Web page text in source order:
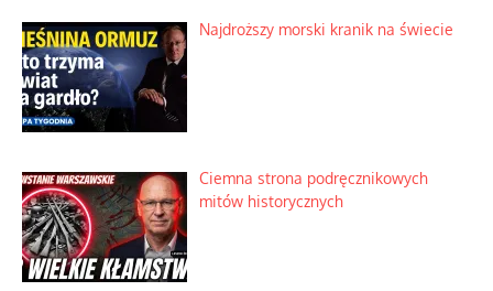
Najdroższy morski kranik na świecie
Ciemna strona podręcznikowych
mitów historycznych